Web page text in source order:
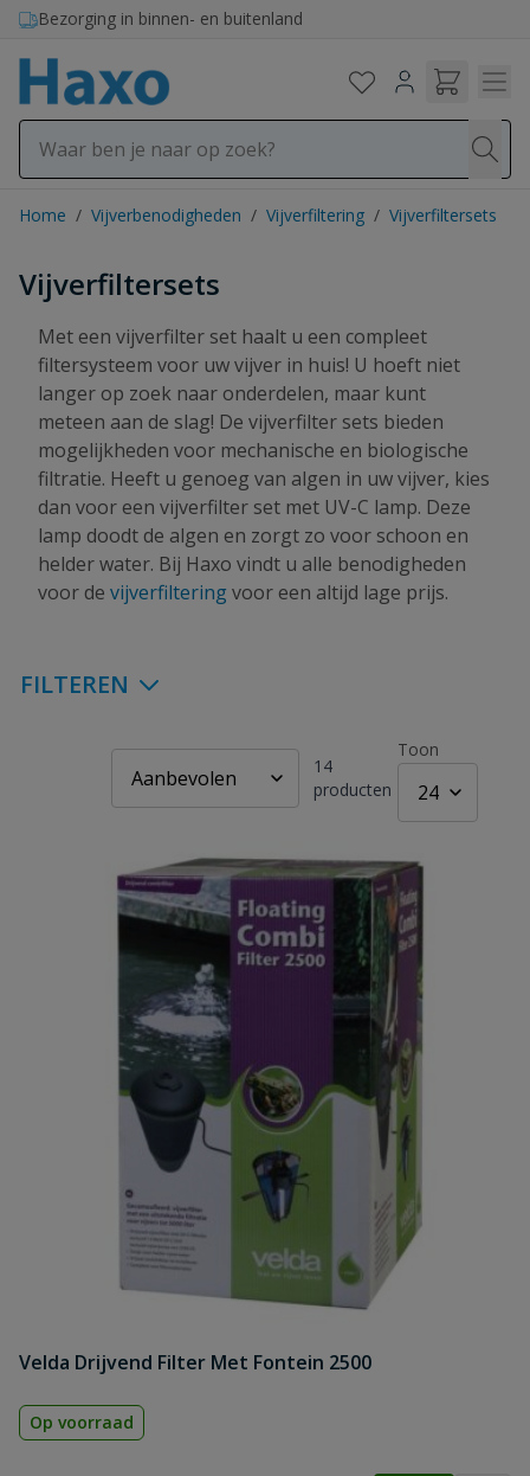
Ga naar de inhoud
Bezorging in binnen- en buitenland
Home / Vijverbenodigheden / Vijverfiltering / Vijverfiltersets
Vijverfiltersets
Met een vijverfilter set haalt u een compleet
filtersysteem voor uw vijver in huis! U hoeft niet
langer op zoek naar onderdelen, maar kunt
meteen aan de slag! De vijverfilter sets bieden
mogelijkheden voor mechanische en biologische
filtratie. Heeft u genoeg van algen in uw vijver, kies
dan voor een vijverfilter set met UV-C lamp. Deze
lamp doodt de algen en zorgt zo voor schoon en
helder water. Bij Haxo vindt u alle benodigheden
voor de vijverfilteringvoor een altijd lage prijs.
FILTEREN
14
producten
Toon
Velda Drijvend Filter Met Fontein 2500
Op voorraad